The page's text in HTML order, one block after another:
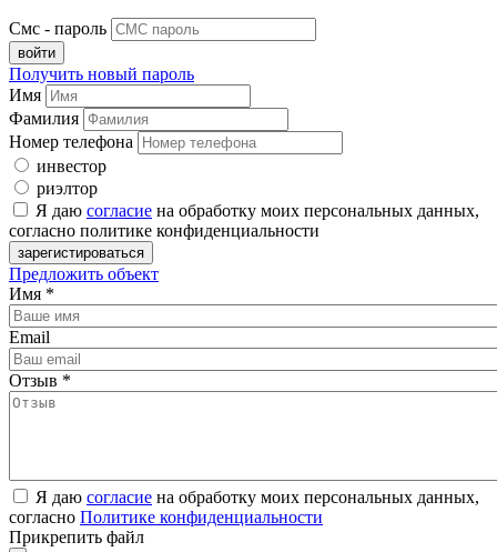
Смс - пароль
Получить новый пароль
Имя
Фамилия
Номер телефона
инвестор
риэлтор
Я даю согласие на обработку моих персональных данных,
согласно политике конфиденциальности
Предложить объект
Имя *
Email
Отзыв *
Я даю согласие на обработку моих персональных данных,
согласно Политике конфиденциальности
Прикрепить файл